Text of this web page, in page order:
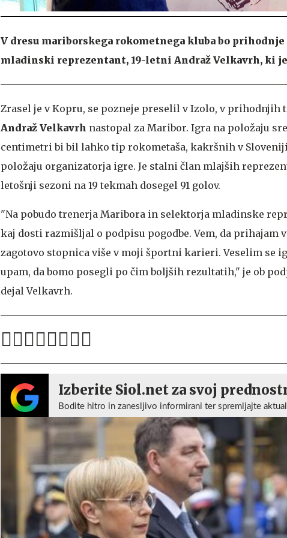
V dresu mariborskega rokometnega kluba bo
mladinski reprezentant, 19-letni Andraž Velkavrh, ki je
Zrasel je v Kopru, se pozneje preselil v Izolo, v prihodnjih
Andraž Velkavrh nastopal za Maribor. Igra na položaju
centimetri bi bil lahko tip rokometaša, kakršnih v
položaju organizatorja igre. Je stalni član mlajših
letošnji sezoni na 19 tekmah dosegel 91 golov.
"Na pobudo trenerja Maribora in selektorja mladinske
kaj dosti razmišljal o podpisu pogodbe. Vem, da prihajam
zagotovo stopnica više v moji športni karieri. Veselim se
upam, da bomo posegli po čim boljših rezultatih," je ob
dejal Velkavrh.
Izberite Siol.net za svoj
Bodite hitro in zanesljivo informirani ter spremljajte